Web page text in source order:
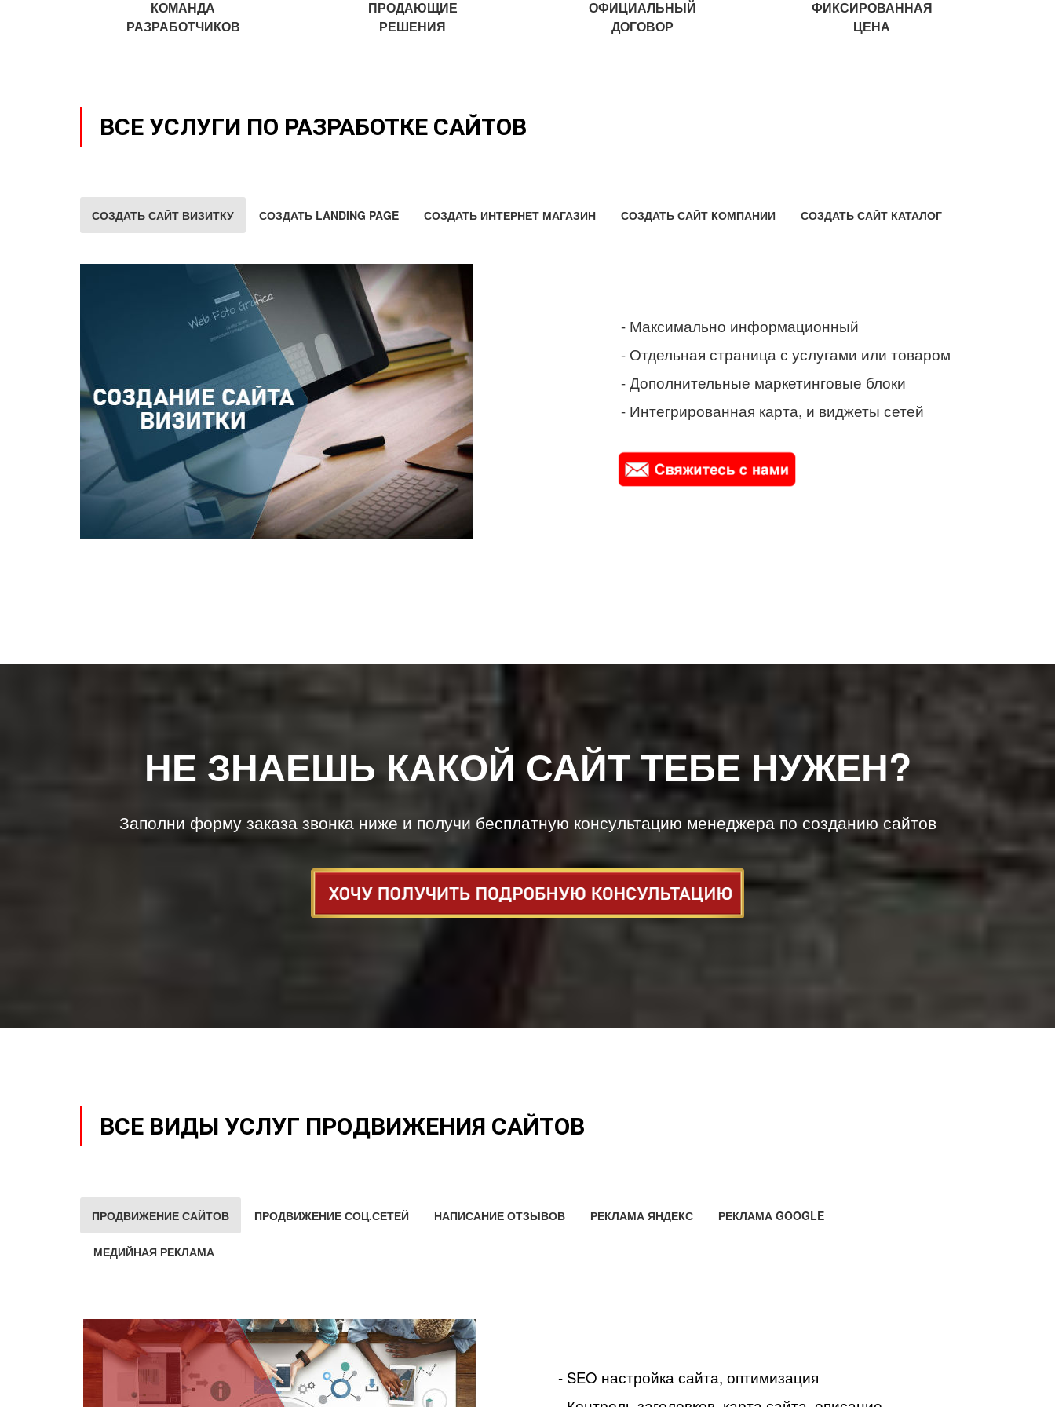
КОМАНДА
РАЗРАБОТЧИКОВ
ПРОДАЮЩИЕ
РЕШЕНИЯ
ОФИЦИАЛЬНЫЙ
ДОГОВОР
ФИКСИРОВАННАЯ
ЦЕНА
ВСЕ УСЛУГИ ПО РАЗРАБОТКЕ САЙТОВ
СОЗДАТЬ САЙТ ВИЗИТКУ СОЗДАТЬ LANDING PAGE СОЗДАТЬ ИНТЕРНЕТ МАГАЗИН СОЗДАТЬ САЙТ КОМПАНИИ СОЗДАТЬ САЙТ КАТАЛОГ
- Максимально информационный
- Отдельная страница с услугами или товаром
- Дополнительные маркетинговые блоки
- Интегрированная карта, и виджеты сетей
НЕ ЗНАЕШЬ КАКОЙ САЙТ ТЕБЕ НУЖЕН?
Заполни форму заказа звонка ниже и получи бесплатную консультацию менеджера по созданию сайтов
ВСЕ ВИДЫ УСЛУГ ПРОДВИЖЕНИЯ САЙТОВ
ПРОДВИЖЕНИЕ САЙТОВ ПРОДВИЖЕНИЕ СОЦ.СЕТЕЙ НАПИСАНИЕ ОТЗЫВОВ РЕКЛАМА ЯНДЕКС РЕКЛАМА GOOGLE
МЕДИЙНАЯ РЕКЛАМА
- SEO настройка сайта, оптимизация